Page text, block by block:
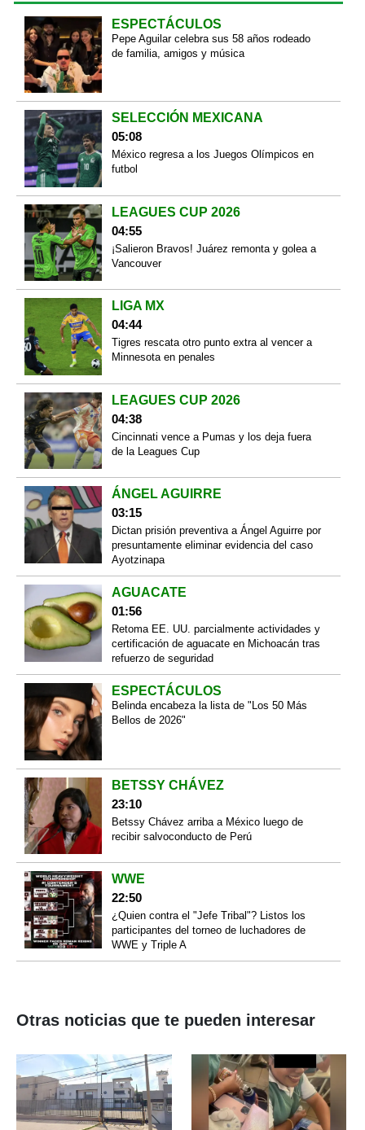
ESPECTÁCULOS
Pepe Aguilar celebra sus 58 años rodeado
de familia, amigos y música
SELECCIÓN MEXICANA
05:08
México regresa a los Juegos Olímpicos en
futbol
LEAGUES CUP 2026
04:55
¡Salieron Bravos! Juárez remonta y golea a
Vancouver
LIGA MX
04:44
Tigres rescata otro punto extra al vencer a
Minnesota en penales
LEAGUES CUP 2026
04:38
Cincinnati vence a Pumas y los deja fuera
de la Leagues Cup
ÁNGEL AGUIRRE
03:15
Dictan prisión preventiva a Ángel Aguirre por
presuntamente eliminar evidencia del caso
Ayotzinapa
AGUACATE
01:56
Retoma EE. UU. parcialmente actividades y
certificación de aguacate en Michoacán tras
refuerzo de seguridad
ESPECTÁCULOS
Belinda encabeza la lista de "Los 50 Más
Bellos de 2026"
BETSSY CHÁVEZ
23:10
Betssy Chávez arriba a México luego de
recibir salvoconducto de Perú
WWE
22:50
¿Quien contra el "Jefe Tribal"? Listos los
participantes del torneo de luchadores de
WWE y Triple A
Otras noticias que te pueden interesar